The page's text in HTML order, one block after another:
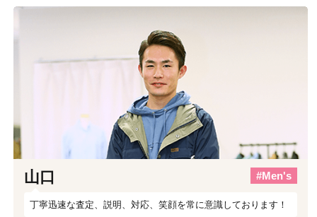
山口 #Men's
丁寧迅速な査定、説明、対応、笑顔を常に意識しております！